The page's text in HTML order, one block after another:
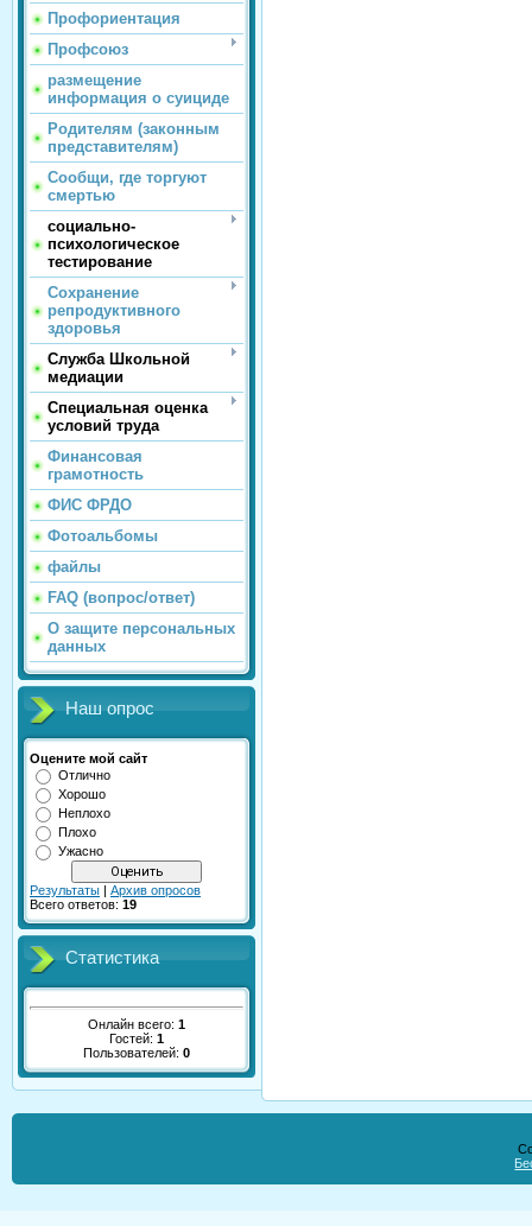
Профориентация
Профсоюз
размещение
информация о суициде
Родителям (законным
представителям)
Сообщи, где торгуют
смертью
социально-
психологическое
тестирование
Сохранение
репродуктивного
здоровья
Служба Школьной
медиации
Специальная оценка
условий труда
Финансовая
грамотность
ФИС ФРДО
Фотоальбомы
файлы
FAQ (вопрос/ответ)
О защите персональных
данных
Наш опрос
Оцените мой сайт
Отлично
Хорошо
Неплохо
Плохо
Ужасно
Результаты | Архив опросов
Всего ответов: 19
Статистика
Онлайн всего: 1
Гостей: 1
Пользователей: 0